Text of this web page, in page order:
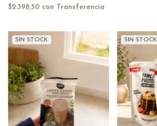
$2.398,50 con Transferencia
SIN STOCK SIN STOCK